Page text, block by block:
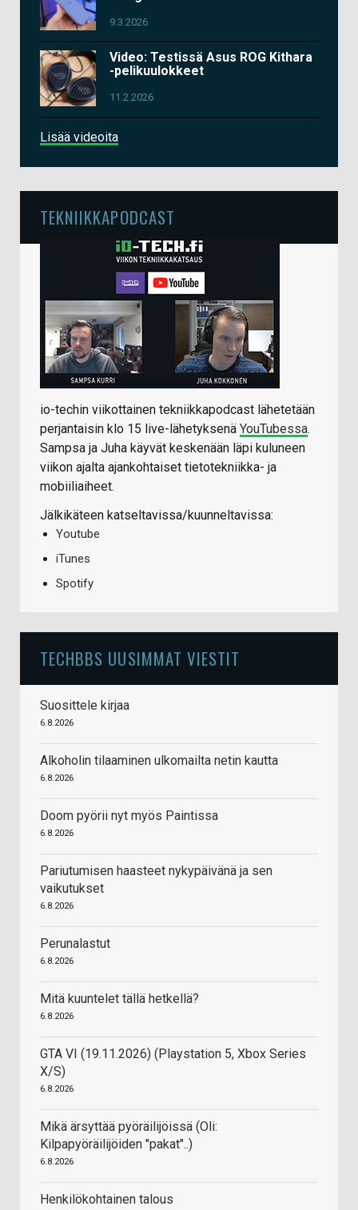
9.3.2026
Video: Testissä Asus ROG Kithara
-pelikuulokkeet
11.2.2026
Lisää videoita
TEKNIIKKAPODCAST
io-techin viikottainen tekniikkapodcast lähetetään
perjantaisin klo 15 live-lähetyksenä YouTubessa.
Sampsa ja Juha käyvät keskenään läpi kuluneen
viikon ajalta ajankohtaiset tietotekniikka- ja
mobiiliaiheet.
Jälkikäteen katseltavissa/kuunneltavissa:
Youtube
iTunes
Spotify
TECHBBS UUSIMMAT VIESTIT
Suosittele kirjaa
6.8.2026
Alkoholin tilaaminen ulkomailta netin kautta
6.8.2026
Doom pyörii nyt myös Paintissa
6.8.2026
Pariutumisen haasteet nykypäivänä ja sen
vaikutukset
6.8.2026
Perunalastut
6.8.2026
Mitä kuuntelet tällä hetkellä?
6.8.2026
GTA VI (19.11.2026) (Playstation 5, Xbox Series
X/S)
6.8.2026
Mikä ärsyttää pyöräilijöissä (Oli:
Kilpapyöräilijöiden "pakat"..)
6.8.2026
Henkilökohtainen talous